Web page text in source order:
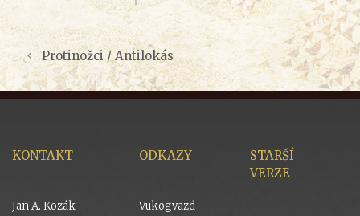
Protinožci / Antilokás
KONTAKT
Jan A. Kozák
ODKAZY
Vukogvazd
STARŠÍ
VERZE